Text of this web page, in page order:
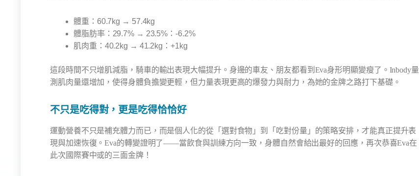
體重：60.7kg → 57.4kg
體脂肪率：29.7% → 23.5%：-6.2%
肌肉重：40.2kg → 41.2kg：+1kg
這段時間不只增肌減脂，騎車的輸出表現大幅提升。身邊的車友、朋友都看到Eva身形明顯變瘦了。Inbody量
測肌肉量還增加，使得身體負擔變更輕，但力量表現更高的爆發力與耐力，為她的金牌之路打下基礎。
不只是吃得對，更是吃得恰恰好
運動營養不只是補充體力而已，而是個人化的從「選對食物」到「吃對份量」的策略安排，才能真正提升表
現與加速恢復。Eva的轉變證明了——當飲食與訓練方向一致，身體自然會給出最好的回應，再次恭喜Eva在
此次國際賽中或的三面金牌！